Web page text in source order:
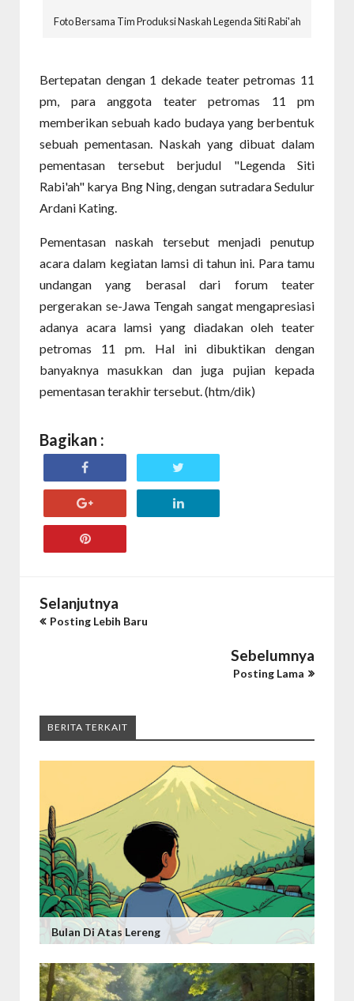
Foto Bersama Tim Produksi Naskah Legenda Siti Rabi'ah
Bertepatan dengan 1 dekade teater petromas 11
pm, para anggota teater petromas 11 pm
memberikan sebuah kado budaya yang berbentuk
sebuah pementasan. Naskah yang dibuat dalam
pementasan tersebut berjudul "Legenda Siti
Rabi'ah" karya Bng Ning, dengan sutradara Sedulur
Ardani Kating.
Pementasan naskah tersebut menjadi penutup
acara dalam kegiatan lamsi di tahun ini. Para tamu
undangan yang berasal dari forum teater
pergerakan se-Jawa Tengah sangat mengapresiasi
adanya acara lamsi yang diadakan oleh teater
petromas 11 pm. Hal ini dibuktikan dengan
banyaknya masukkan dan juga pujian kepada
pementasan terakhir tersebut. (htm/dik)
Bagikan :
Selanjutnya
Posting Lebih Baru
Sebelumnya
Posting Lama
BERITA TERKAIT
Bulan Di Atas Lereng